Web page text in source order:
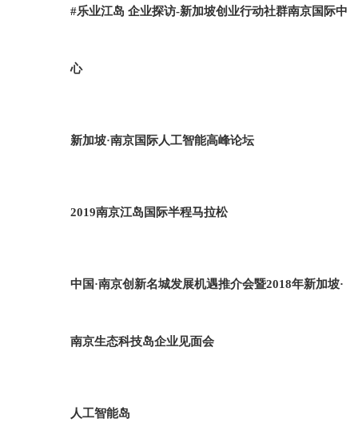
#乐业江岛 企业探访-新加坡创业行动社群南京国际中
心
新加坡·南京国际人工智能高峰论坛
2019南京江岛国际半程马拉松
中国·南京创新名城发展机遇推介会暨2018年新加坡·
南京生态科技岛企业见面会
人工智能岛